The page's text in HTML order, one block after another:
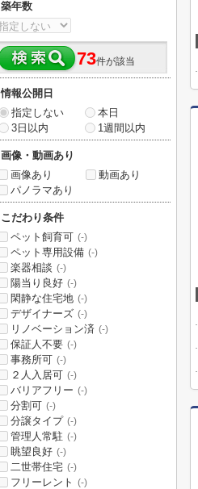
築年数
73件が該当
情報公開日
指定しない
本日
3日以内
1週間以内
画像・動画あり
画像あり
動画あり
パノラマあり
こだわり条件
ペット飼育可 (-)
ペット専用設備 (-)
楽器相談 (-)
陽当り良好 (-)
閑静な住宅地 (-)
デザイナーズ (-)
リノベーション済 (-)
保証人不要 (-)
事務所可 (-)
２人入居可 (-)
バリアフリー (-)
分割可 (-)
分譲タイプ (-)
管理人常駐 (-)
眺望良好 (-)
二世帯住宅 (-)
フリーレント (-)